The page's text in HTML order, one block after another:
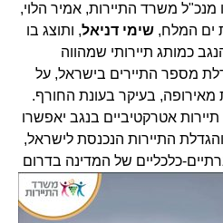
משרד התיירות, אמיר הלוי,
המלח,שימי דניאל, ותוצג בו
כמותג תיירותי שמהווה
מספר התיירים בישראל, על
בעיקר בעונת החורף.
אטרקטיביים בנגב יאפשרו
התיירות הנכנסת לישראל,
כלכליים של המדינה בדרום